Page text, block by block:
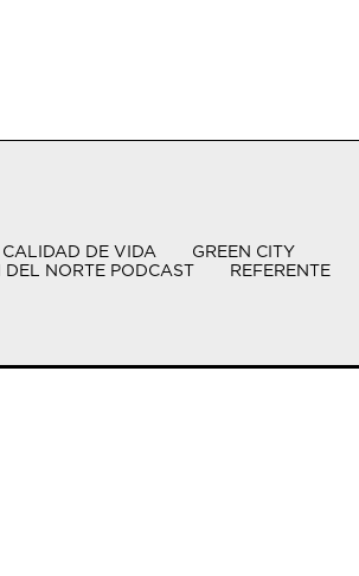
CALIDAD DE VIDA
GREEN CITY
NORTE PODCAST REFERENTE